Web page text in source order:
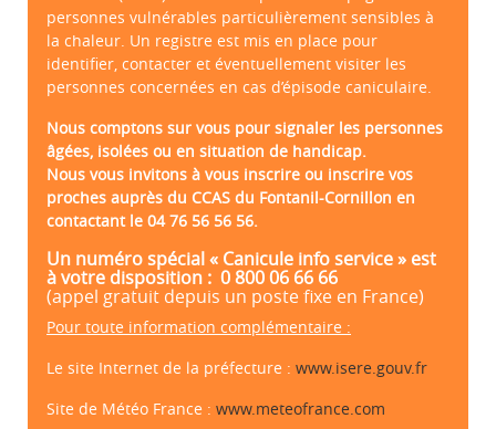
personnes vulnérables particulièrement sensibles à
la chaleur. Un registre est mis en place pour
identifier, contacter et éventuellement visiter les
personnes concernées en cas d’épisode caniculaire.
Nous comptons sur vous pour signaler les personnes
âgées, isolées ou en situation de handicap.
Nous vous invitons à vous inscrire ou inscrire vos
proches auprès du CCAS du Fontanil-Cornillon en
contactant le 04 76 56 56 56.
Un numéro spécial « Canicule info service » est
à votre disposition : 0 800 06 66 66
(appel gratuit depuis un poste fixe en France)
Pour toute information complémentaire :
Le site Internet de la préfecture : www.isere.gouv.fr
Site de Météo France : www.meteofrance.com